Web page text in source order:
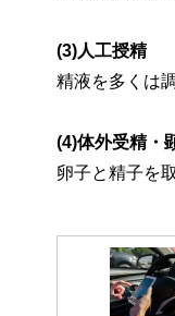
(3)人工授精
精液を多くは
(4)体外受精・
卵子と精子を